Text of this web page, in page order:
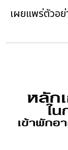
เผยแพร่ตัวอ